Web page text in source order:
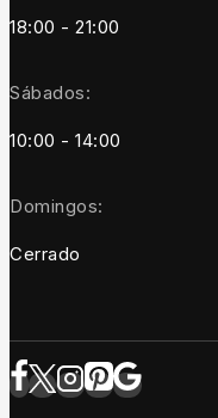
18:00 - 21:00
Sábados:
10:00 - 14:00
Domingos:
Cerrado